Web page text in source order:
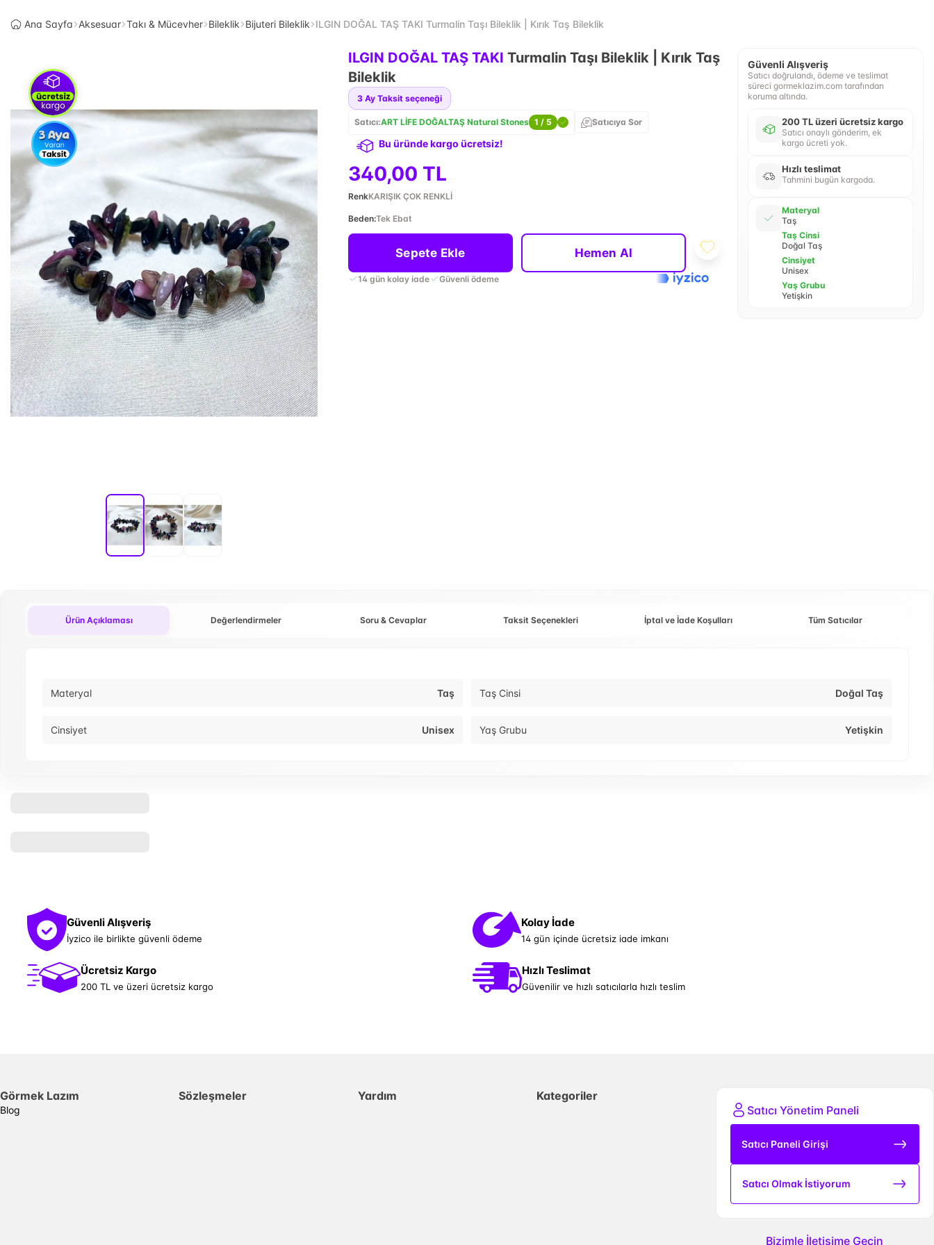
Ana Sayfa Aksesuar Takı & Mücevher Bileklik Bijuteri Bileklik ILGIN DOĞAL TAŞ TAKI Turmalin Taşı Bileklik | Kırık Taş Bileklik
ILGIN DOĞAL TAŞ TAKI Turmalin Taşı Bileklik | Kırık Taş
Bileklik
3 Ay Taksit seçeneği
Satıcı:ART LİFE DOĞALTAŞ Natural Stones 1 / 5 Satıcıya Sor
Bu üründe kargo ücretsiz!
340,00 TL
RenkKARIŞIK ÇOK RENKLİ
Beden:Tek Ebat
Sepete Ekle Hemen Al
14 gün kolay iade Güvenli ödeme
Güvenli Alışveriş
Satıcı doğrulandı, ödeme ve teslimat
süreci gormeklazim.com tarafından
koruma altında.
200 TL üzeri ücretsiz kargo
Satıcı onaylı gönderim, ek
kargo ücreti yok.
Hızlı teslimat
Tahmini bugün kargoda.
Materyal
Taş
Taş Cinsi
Doğal Taş
Cinsiyet
Unisex
Yaş Grubu
Yetişkin
Ürün Açıklaması Değerlendirmeler Soru & Cevaplar Taksit Seçenekleri İptal ve İade Koşulları Tüm Satıcılar
Materyal Taş Taş Cinsi Doğal Taş
Cinsiyet Unisex Yaş Grubu Yetişkin
Güvenli Alışveriş
İyzico ile birlikte güvenli ödeme
Kolay İade
14 gün içinde ücretsiz iade imkanı
Ücretsiz Kargo
200 TL ve üzeri ücretsiz kargo
Hızlı Teslimat
Güvenilir ve hızlı satıcılarla hızlı teslim
Görmek Lazım
Blog
Sözleşmeler Yardım
Kategoriler
Satıcı Yönetim Paneli
Satıcı Paneli Girişi
Satıcı Olmak İstiyorum
Bizimle İletişime Geçin